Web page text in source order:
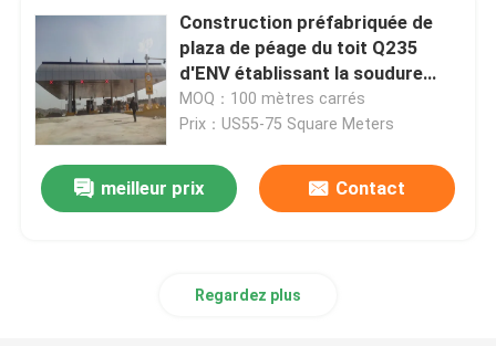
Maison
Construction préfabriquée de
plaza de péage du toit Q235
d'ENV établissant la soudure
adaptée aux besoins du client
MOQ：100 mètres carrés
Prix：US55-75 Square Meters
meilleur prix Contact
Regardez plus